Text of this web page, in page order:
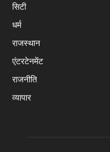
सिटी
धर्म
राजस्थान
एंटरटेनमेंट
राजनीति
व्यापार